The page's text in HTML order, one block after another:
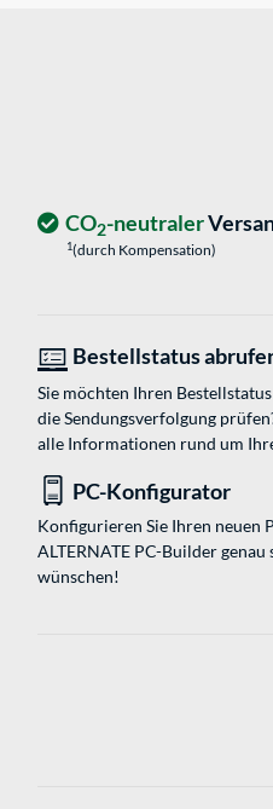
CO2-neutraler
1(durch Kompensation)
Bestellstatus
Sie möchten Ihren
die Sendungsverfolgung
alle Informationen rund um
PC-Konfigurator
Konfigurieren Sie Ihren neuen
ALTERNATE PC-Builder genau
wünschen!